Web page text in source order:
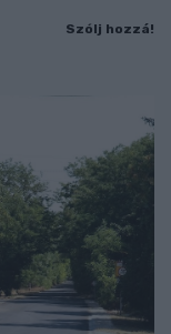
Szólj hozzá!